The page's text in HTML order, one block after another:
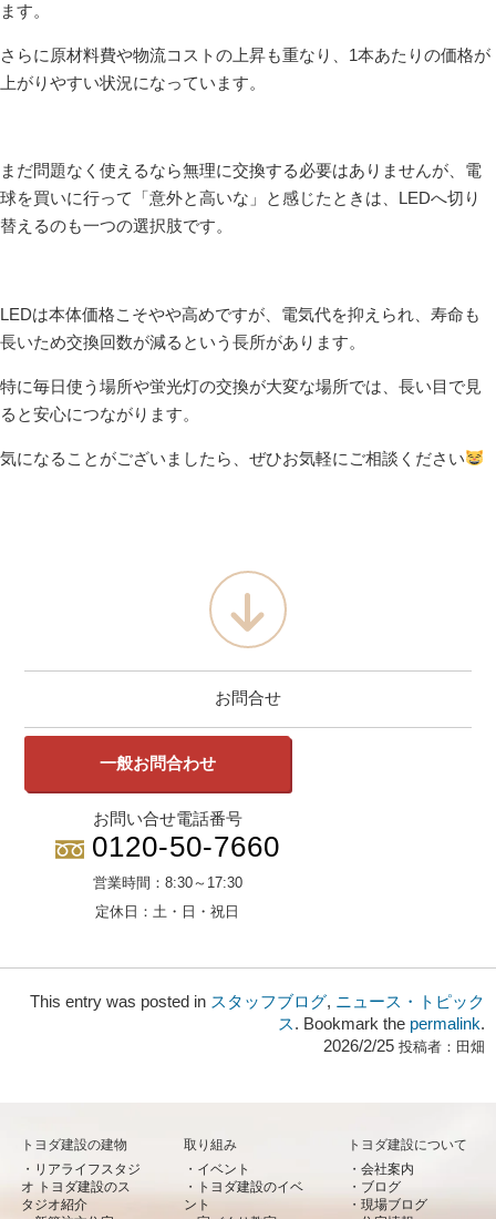
ます。
さらに原材料費や物流コストの上昇も重なり、1本あたりの価格が
上がりやすい状況になっています。
まだ問題なく使えるなら無理に交換する必要はありませんが、電
球を買いに行って「意外と高いな」と感じたときは、LEDへ切り
替えるのも一つの選択肢です。
LEDは本体価格こそやや高めですが、電気代を抑えられ、寿命も
長いため交換回数が減るという長所があります。
特に毎日使う場所や蛍光灯の交換が大変な場所では、長い目で見
ると安心につながります。
気になることがございましたら、ぜひお気軽にご相談ください
お問合せ
一般お問合わせ
お問い合せ電話番号
0120-50-7660
営業時間： 8:30～17:30
定休日： 土・日・祝日
This entry was posted in スタッフブログ, ニュース・トピック
ス. Bookmark the permalink.
2026/2/25 投稿者： 田畑
トヨダ建設の建物
リアライフスタジ
オ トヨダ建設のス
タジオ紹介
取り組み
イベント
トヨダ建設のイベ
ント
トヨダ建設について
会社案内
ブログ
現場ブログ